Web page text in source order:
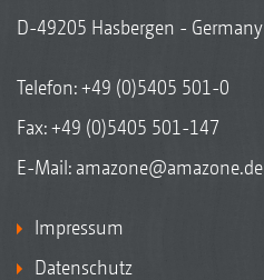
D-49205 Hasbergen - Germany
Telefon:+49 (0)5405 501-0
Fax: +49 (0)5405 501-147
E-Mail: amazone@amazone.de
Impressum
Datenschutz